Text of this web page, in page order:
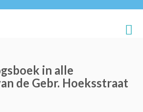
in alle
de Gebr. Hoeksstraat